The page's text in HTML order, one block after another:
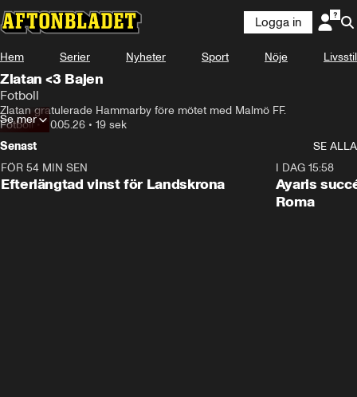
Logga in
Hem Serier Nyheter Sport Nöje Livsstil
Zlatan <3 Bajen
Fotboll
Zlatan gratulerade Hammarby före mötet med Malmö FF.
Fotboll•20.05.26 • 19 sek
Se mer
Senast
SE ALLA
FÖR 54 MIN SEN
Efterlängtad vinst för Landskrona
I DAG 15:58
Ayaris
Roma